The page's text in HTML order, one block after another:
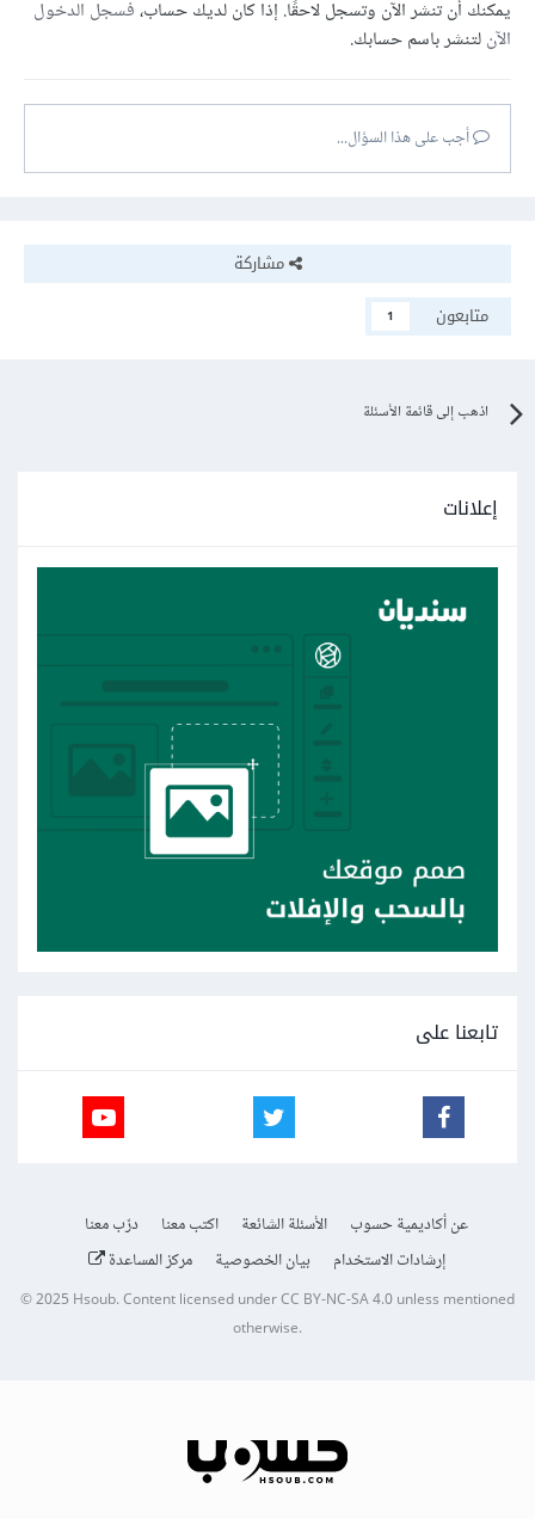
يمكنك أن تنشر الآن وتسجل لاحقًا. إذا كان لديك حساب،فسجل الدخول
الآنلتنشر باسم حسابك.
أجب على هذا السؤال...
مشاركة
متابعون
1
اذهب إلى قائمة الأسئلة
إعلانات
تابعنا على
عن أكاديمية حسوب الأسئلة الشائعة اكتب معنا
درّب معنا
إرشادات الاستخدام
بيان الخصوصية مركز المساعدة
© 2025Hsoub.Content licensed underCC BY-NC-SA 4.0unless mentioned
otherwise.